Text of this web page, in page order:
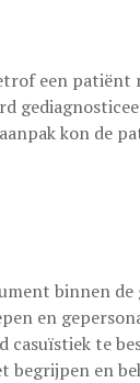
een
kon de
binnen de
en
te
begrijpen en